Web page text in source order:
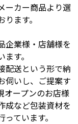
ーカー商品より選
ます。
企業様・店舗様を
す。
配送という形で納
伺いし、ご提案す
オープンのお店様
成など包装資材を
ています。